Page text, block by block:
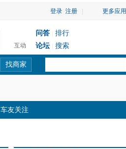
更多应用
登录 注册
互动
问答
排行
论坛
搜索
车友关注